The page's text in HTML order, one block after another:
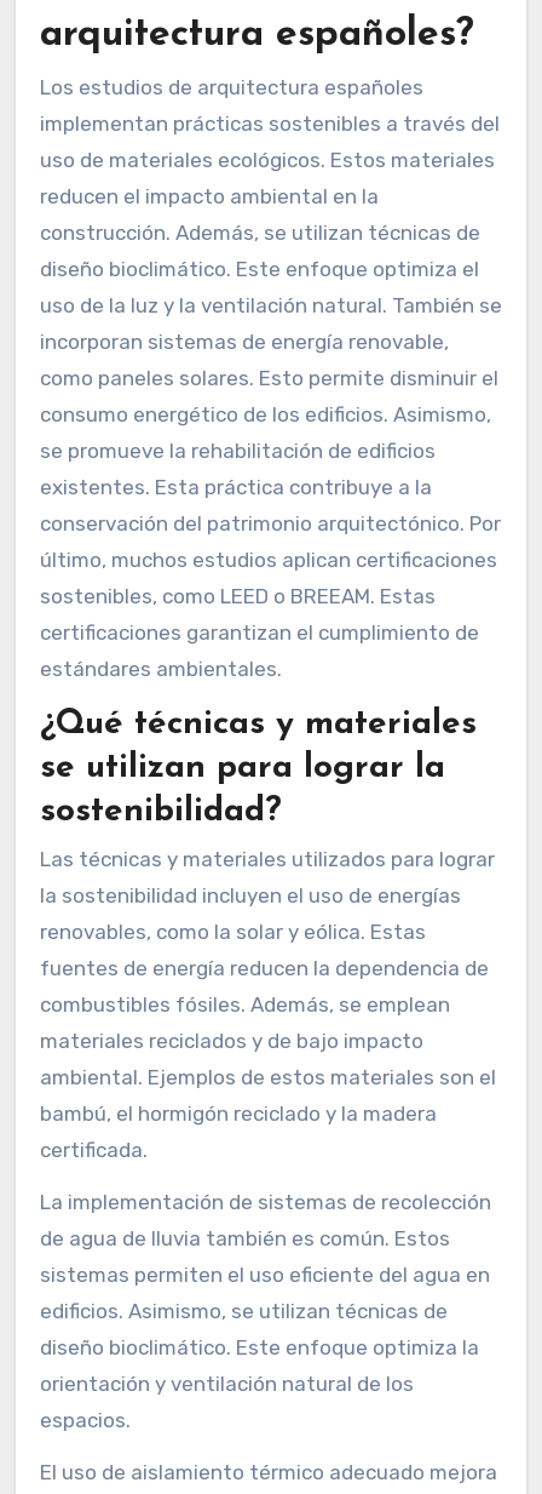
arquitectura españoles?
Los estudios de arquitectura españoles
implementan prácticas sostenibles a través del
uso de materiales ecológicos. Estos materiales
reducen el impacto ambiental en la
construcción. Además, se utilizan técnicas de
diseño bioclimático. Este enfoque optimiza el
uso de la luz y la ventilación natural. También se
incorporan sistemas de energía renovable,
como paneles solares. Esto permite disminuir el
consumo energético de los edificios. Asimismo,
se promueve la rehabilitación de edificios
existentes. Esta práctica contribuye a la
conservación del patrimonio arquitectónico. Por
último, muchos estudios aplican certificaciones
sostenibles, como LEED o BREEAM. Estas
certificaciones garantizan el cumplimiento de
estándares ambientales.
¿Qué técnicas y materiales
se utilizan para lograr la
sostenibilidad?
Las técnicas y materiales utilizados para lograr
la sostenibilidad incluyen el uso de energías
renovables, como la solar y eólica. Estas
fuentes de energía reducen la dependencia de
combustibles fósiles. Además, se emplean
materiales reciclados y de bajo impacto
ambiental. Ejemplos de estos materiales son el
bambú, el hormigón reciclado y la madera
certificada.
La implementación de sistemas de recolección
de agua de lluvia también es común. Estos
sistemas permiten el uso eficiente del agua en
edificios. Asimismo, se utilizan técnicas de
diseño bioclimático. Este enfoque optimiza la
orientación y ventilación natural de los
espacios.
El uso de aislamiento térmico adecuado mejora